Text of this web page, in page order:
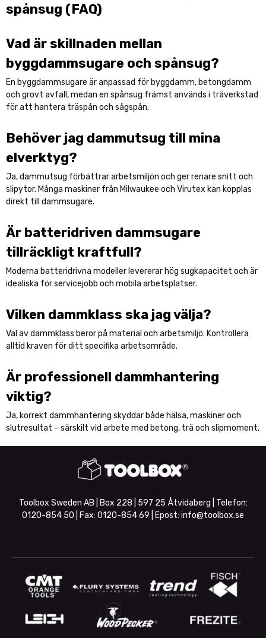
spånsug (FAQ)
Vad är skillnaden mellan
byggdammsugare och spånsug?
En byggdammsugare är anpassad för byggdamm, betongdamm
och grovt avfall, medan en spånsug främst används i träverkstad
för att hantera träspån och sågspån.
Behöver jag dammutsug till mina
elverktyg?
Ja, dammutsug förbättrar arbetsmiljön och ger renare snitt och
slipytor. Många maskiner från Milwaukee och Virutex kan kopplas
direkt till dammsugare.
Är batteridriven dammsugare
tillräckligt kraftfull?
Moderna batteridrivna modeller levererar hög sugkapacitet och är
idealiska för servicejobb och mobila arbetsplatser.
Vilken dammklass ska jag välja?
Val av dammklass beror på material och arbetsmiljö. Kontrollera
alltid kraven för ditt specifika arbetsområde.
Är professionell dammhantering
viktig?
Ja, korrekt dammhantering skyddar både hälsa, maskiner och
slutresultat – särskilt vid arbete med betong, trä och slipmoment.
Toolbox Sweden AB | Box 228 | 597 25 Åtvidaberg | Telefon:
0120-854 50 | Fax: 0120-854 69 | Epost: info@toolbox.se